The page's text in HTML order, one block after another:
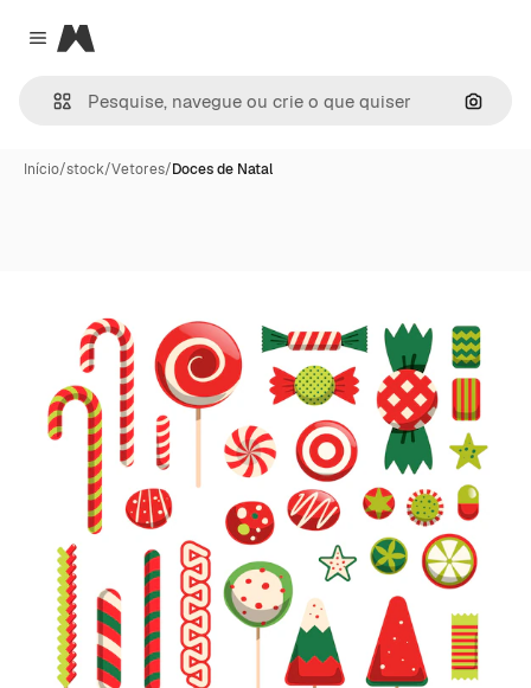
Close menu
Magnific
Início/stock/Vetores/Doces de Natal